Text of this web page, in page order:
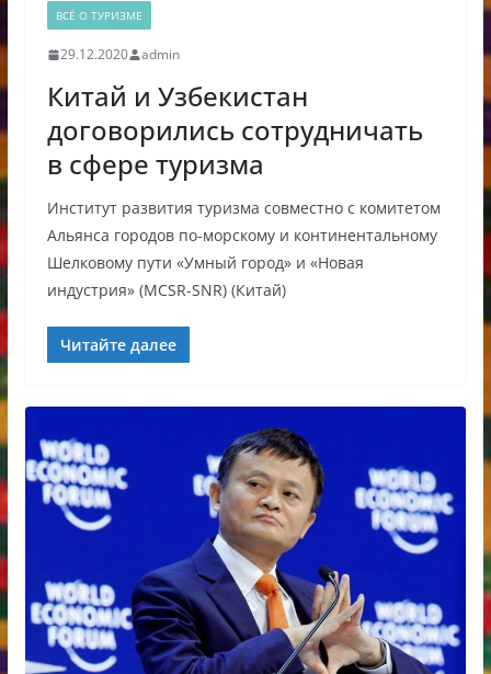
ВСЁ О ТУРИЗМЕ
29.12.2020 admin
Китай и Узбекистан
договорились сотрудничать
в сфере туризма
Институт развития туризма совместно с комитетом
Альянса городов по-морскому и континентальному
Шелковому пути «Умный город» и «Новая
индустрия» (MCSR-SNR) (Китай)
Читайте далее